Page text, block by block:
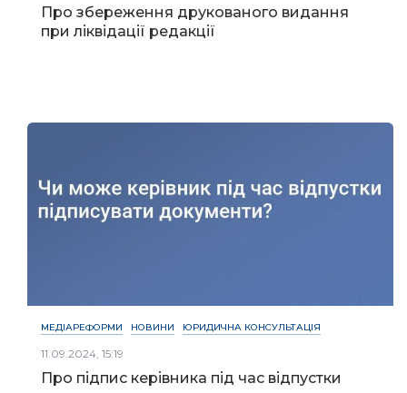
Про збереження друкованого видання
при ліквідації редакції
МЕДІАРЕФОРМИ НОВИНИ ЮРИДИЧНА КОНСУЛЬТАЦІЯ
11.09.2024, 15:19
Про підпис керівника під час відпустки